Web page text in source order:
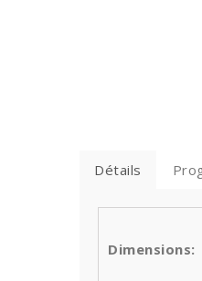
Détails
Dimensions: